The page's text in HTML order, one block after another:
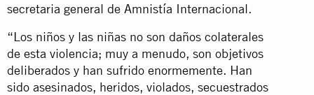
secretaria general de Amnistía Internacional.
“Los niños y las niñas no son daños colaterales
de esta violencia; muy a menudo, son objetivos
deliberados y han sufrido enormemente. Han
sido asesinados, heridos, violados, secuestrados